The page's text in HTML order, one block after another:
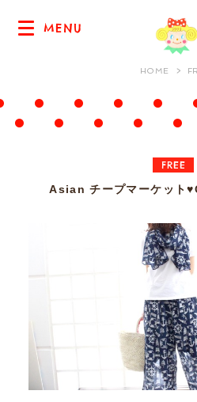
MENU
HOME
FREE
Asian チープマーケット